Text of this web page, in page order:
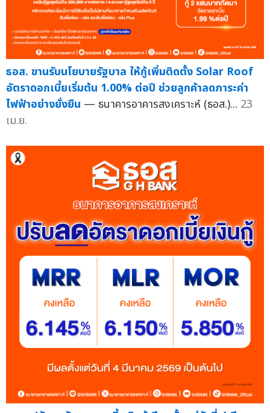
ธอส. ขานรับนโยบายรัฐบาล ให้กู้เพิ่มติดตั้ง Solar Roof
อัตราดอกเบี้ยเริ่มต้น 1.00% ต่อปี ช่วยลูกค้าลดภาระค่า
ไฟฟ้าอย่างยั่งยืน — ธนาคารอาคารสงเคราะห์ (ธอส.)... 23
เม.ย.